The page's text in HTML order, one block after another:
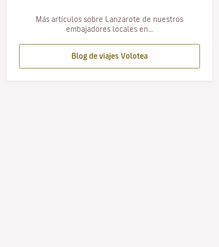
Más artículos sobre Lanzarote de nuestros
embajadores locales en…
Blog de viajes Volotea